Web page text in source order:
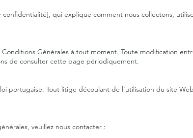
qui explique comment nous collectons,
Générales à tout moment. Toute modification
de consulter cette page périodiquement.
portugaise. Tout litige découlant de l'utilisation du site
veuillez nous contacter :